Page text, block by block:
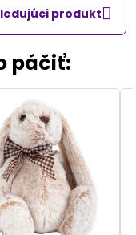
produkt
páčiť: